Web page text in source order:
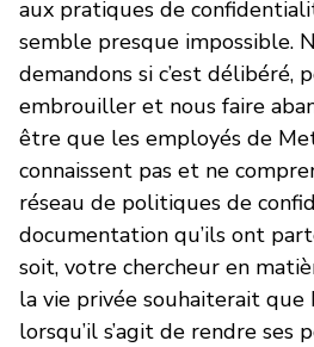
aux pratiques de
semble presque impossible.
demandons si c’est délibéré,
embrouiller et nous faire
être que les employés de
connaissent pas et ne
réseau de politiques de
documentation qu’ils ont
soit, votre chercheur en
la vie privée souhaiterait que
lorsqu’il s’agit de rendre ses